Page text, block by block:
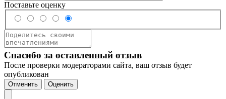
Поставьте оценку
Спасибо за оставленный отзыв
После проверки модераторами сайта, ваш отзыв будет
опубликован
Отменить Оценить